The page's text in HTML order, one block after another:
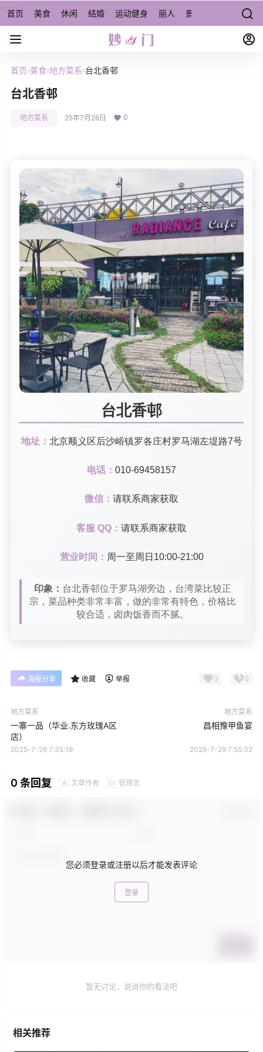
首页 美食 休闲 结婚 运动健身 丽人 景点/周边游 宠物
首页›美食›地方菜系›台北香邨
台北香邨
地方菜系 25年7月26日 0
台北香邨
地址： 北京顺义区后沙峪镇罗各庄村罗马湖左堤路7号
电话： 010-69458157
微信： 请联系商家获取
客服 QQ： 请联系商家获取
营业时间： 周一至周日10:00-21:00
印象： 台北香邨位于罗马湖旁边，台湾菜比较正
宗，菜品种类非常丰富，做的非常有特色，价格比
较合适，卤肉饭香而不腻。
海报分享 收藏 举报 0 0
地方菜系
一寨一品（华业.东方玫瑰A区
店）
2025-7-26 7:35:19
地方菜系
昌相豫甲鱼宴
2025-7-29 7:55:32
0 条回复 A 文章作者 M 管理员
您必须登录或注册以后才能发表评论
登录
暂无讨论，说说你的看法吧
相关推荐